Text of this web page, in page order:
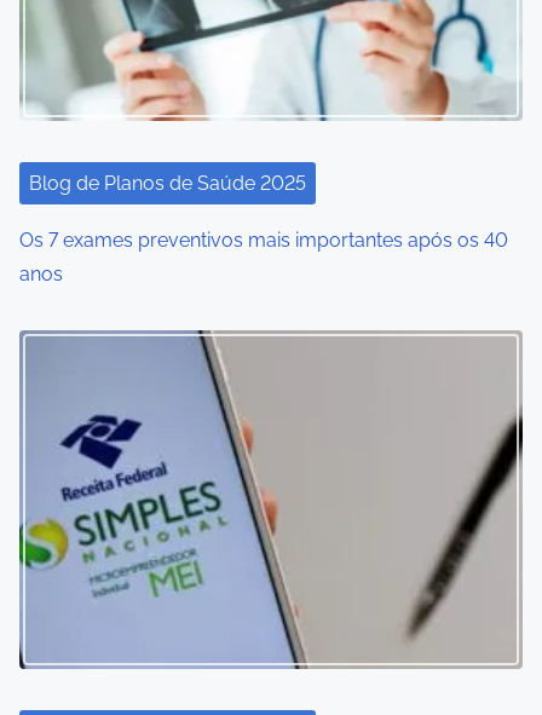
Blog de Planos de Saúde 2025
Os 7 exames preventivos mais importantes após os 40
anos